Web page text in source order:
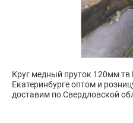
Круг медный пруток 120мм
Екатеринбурге оптом и
доставим по Свердловской